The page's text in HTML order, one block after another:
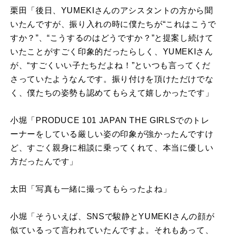
栗田「後日、 YUMEKI さんのアシスタントの方から聞
いたんですが、振り入れの時に僕たちが“これはこうで
すか？”、“こうするのはどうですか？”と提案し続けて
いたことがすごく印象的だったらしく、 YUMEKI さん
が、“すごくいい子たちだよね！”といつも言ってくだ
さっていたようなんです。振り付けを頂けただけでな
く、僕たちの姿勢も認めてもらえて嬉しかったです」
小堀「 PRODUCE 101 JAPAN THE GIRLSでのトレ
ーナーをしている厳しい姿の印象が強かったんですけ
ど、すごく親身に相談に乗ってくれて、本当に優しい
方だったんです」
太田「写真も一緒に撮ってもらったよね」
小堀「そういえば、 SNSで駿静とYUMEKI さんの顔が
似ているって言われていたんですよ。それもあって、